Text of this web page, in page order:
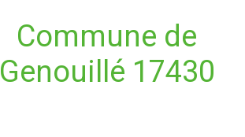
Commune de
Genouillé 17430